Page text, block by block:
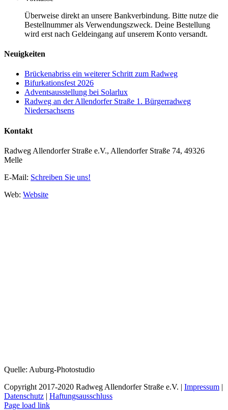
Überweise direkt an unsere Bankverbindung. Bitte nutze die
Bestellnummer als Verwendungszweck. Deine Bestellung
wird erst nach Geldeingang auf unserem Konto versandt.
Neuigkeiten
Brückenabriss ein weiterer Schritt zum Radweg
Bifurkationsfest 2026
Adventsausstellung bei Solarlux
Radweg an der Allendorfer Straße 1. Bürgerradweg
Niedersachsens
Kontakt
Radweg Allendorfer Straße e.V., Allendorfer Straße 74, 49326
Melle
E-Mail: Schreiben Sie uns!
Web: Website
Quelle: Auburg-Photostudio
Copyright 2017-2020 Radweg Allendorfer Straße e.V. | Impressum |
Datenschutz | Haftungsausschluss
Rss
Page load link